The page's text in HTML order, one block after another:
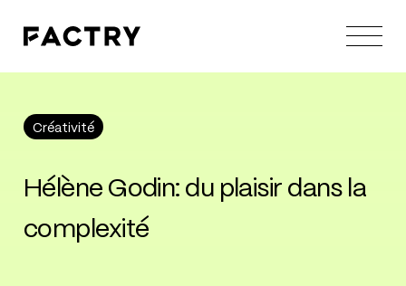
Créativité
Hélène Godin: du plaisir dans la
complexité